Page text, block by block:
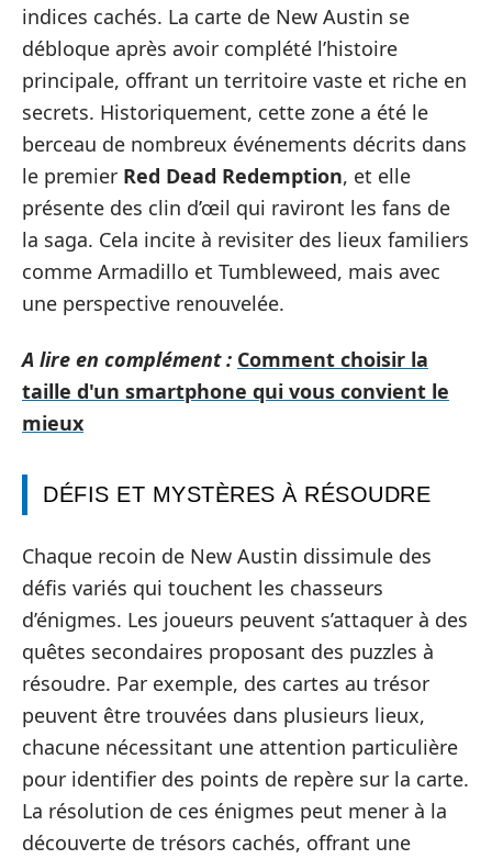
indices cachés. La carte de New Austin se
débloque après avoir complété l’histoire
principale, offrant un territoire vaste et riche en
secrets. Historiquement, cette zone a été le
berceau de nombreux événements décrits dans
le premier Red Dead Redemption, et elle
présente des clin d’œil qui raviront les fans de
la saga. Cela incite à revisiter des lieux familiers
comme Armadillo et Tumbleweed, mais avec
une perspective renouvelée.
A lire en complément : Comment choisir la
taille d'un smartphone qui vous convient le
mieux
DÉFIS ET MYSTÈRES À RÉSOUDRE
Chaque recoin de New Austin dissimule des
défis variés qui touchent les chasseurs
d’énigmes. Les joueurs peuvent s’attaquer à des
quêtes secondaires proposant des puzzles à
résoudre. Par exemple, des cartes au trésor
peuvent être trouvées dans plusieurs lieux,
chacune nécessitant une attention particulière
pour identifier des points de repère sur la carte.
La résolution de ces énigmes peut mener à la
découverte de trésors cachés, offrant une